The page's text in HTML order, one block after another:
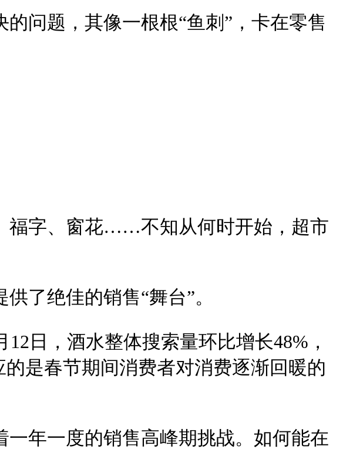
问题，其像一根根“鱼刺”，卡在零售
福字、窗花……不知从何时开始，超市
了绝佳的销售“舞台”。
日，酒水整体搜索量环比增长48%，
是春节期间消费者对消费逐渐回暖的
年一度的销售高峰期挑战。如何能在